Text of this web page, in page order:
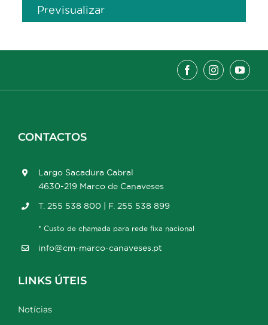
Previsualizar
CONTACTOS
Largo Sacadura Cabral
4630-219 Marco de Canaveses
T. 255 538 800 | F. 255 538 899
* Custo de chamada para rede fixa nacional
info@cm-marco-canaveses.pt
LINKS ÚTEIS
Notícias